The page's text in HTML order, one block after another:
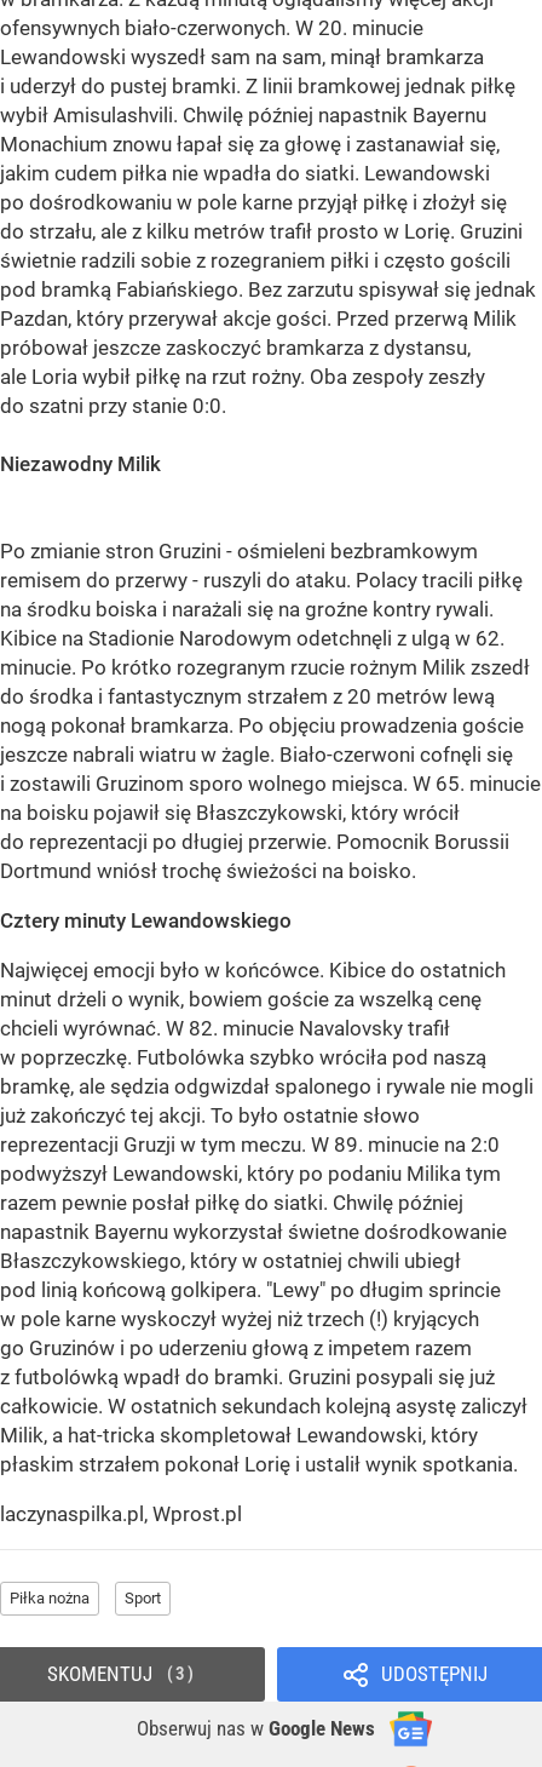
ofensywnych biało-czerwonych. W 20. minucie
Lewandowski wyszedł sam na sam, minął bramkarza
i uderzył do pustej bramki. Z linii bramkowej jednak piłkę
wybił Amisulashvili. Chwilę później napastnik Bayernu
Monachium znowu łapał się za głowę i zastanawiał się,
jakim cudem piłka nie wpadła do siatki. Lewandowski
po dośrodkowaniu w pole karne przyjął piłkę i złożył się
do strzału, ale z kilku metrów trafił prosto w Lorię. Gruzini
świetnie radzili sobie z rozegraniem piłki i często gościli
pod bramką Fabiańskiego. Bez zarzutu spisywał się jednak
Pazdan, który przerywał akcje gości. Przed przerwą Milik
próbował jeszcze zaskoczyć bramkarza z dystansu,
ale Loria wybił piłkę na rzut rożny. Oba zespoły zeszły
do szatni przy stanie 0:0.
Niezawodny Milik
Po zmianie stron Gruzini - ośmieleni bezbramkowym
remisem do przerwy - ruszyli do ataku. Polacy tracili piłkę
na środku boiska i narażali się na groźne kontry rywali.
Kibice na Stadionie Narodowym odetchnęli z ulgą w 62.
minucie. Po krótko rozegranym rzucie rożnym Milik zszedł
do środka i fantastycznym strzałem z 20 metrów lewą
nogą pokonał bramkarza. Po objęciu prowadzenia goście
jeszcze nabrali wiatru w żagle. Biało-czerwoni cofnęli się
i zostawili Gruzinom sporo wolnego miejsca. W 65. minucie
na boisku pojawił się Błaszczykowski, który wrócił
do reprezentacji po długiej przerwie. Pomocnik Borussii
Dortmund wniósł trochę świeżości na boisko.
Cztery minuty Lewandowskiego
Najwięcej emocji było w końcówce. Kibice do ostatnich
minut drżeli o wynik, bowiem goście za wszelką cenę
chcieli wyrównać. W 82. minucie Navalovsky trafił
w poprzeczkę. Futbolówka szybko wróciła pod naszą
bramkę, ale sędzia odgwizdał spalonego i rywale nie mogli
już zakończyć tej akcji. To było ostatnie słowo
reprezentacji Gruzji w tym meczu. W 89. minucie na 2:0
podwyższył Lewandowski, który po podaniu Milika tym
razem pewnie posłał piłkę do siatki. Chwilę później
napastnik Bayernu wykorzystał świetne dośrodkowanie
Błaszczykowskiego, który w ostatniej chwili ubiegł
pod linią końcową golkipera. "Lewy" po długim sprincie
w pole karne wyskoczył wyżej niż trzech (!) kryjących
go Gruzinów i po uderzeniu głową z impetem razem
z futbolówką wpadł do bramki. Gruzini posypali się już
całkowicie. W ostatnich sekundach kolejną asystę zaliczył
Milik, a hat-tricka skompletował Lewandowski, który
płaskim strzałem pokonał Lorię i ustalił wynik spotkania.
laczynaspilka.pl, Wprost.pl
Piłka nożna Sport
UDOSTĘPNIJ
Obserwuj nas w Google News
SKOMENTUJ 3